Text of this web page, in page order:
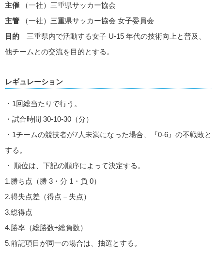
主催 （一社）三重県サッカー協会
主管 （一社）三重県サッカー協会 女子委員会
目的 三重県内で活動する女子 U-15 年代の技術向上と普及、
他チームとの交流を目的とする。
レギュレーション
・1回総当たりで行う。
・試合時間 30-10-30（分）
・1チームの競技者が7人未満になった場合、『0-6』の不戦敗と
する。
・ 順位は、下記の順序によって決定する。
1.勝ち点（勝 3・分 1・負 0）
2.得失点差（得点－失点）
3.総得点
4.勝率（総勝数÷総負数）
5.前記項目が同一の場合は、抽選とする。